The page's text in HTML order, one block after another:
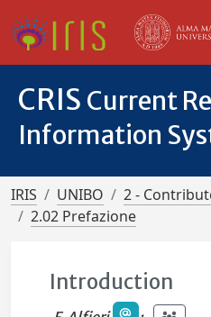
CRIS Current
Information
IRIS UNIBO
2 -
2.02 Prefazione
Introduction